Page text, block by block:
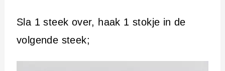
Sla 1 steek over, haak 1 stokje in de
volgende steek;